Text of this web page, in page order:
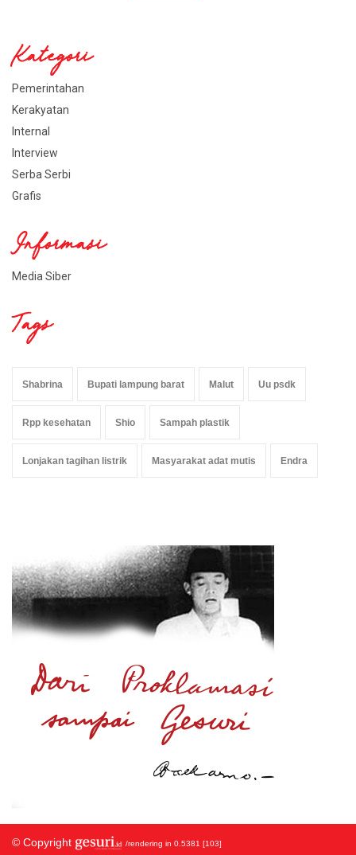
Kategori
Pemerintahan
Kerakyatan
Internal
Interview
Serba Serbi
Grafis
Informasi
Media Siber
Tags
Shabrina Bupati lampung barat Malut Uu psdk
Rpp kesehatan Shio Sampah plastik
Lonjakan tagihan listrik Masyarakat adat mutis Endra
© Copyright /rendering in 0.5381 [103]